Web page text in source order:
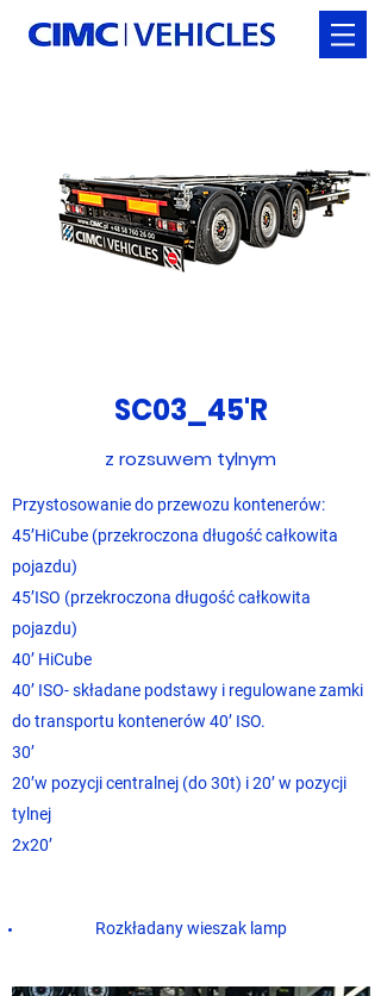
SC03_45'R
z rozsuwem tylnym
Przystosowanie do przewozu kontenerów:
45’HiCube (przekroczona długość całkowita
pojazdu)
45’ISO (przekroczona długość całkowita
pojazdu)
40’ HiCube
40’ ISO- składane podstawy i regulowane zamki
do transportu kontenerów 40’ ISO.
30’
20’w pozycji centralnej (do 30t) i 20’ w pozycji
tylnej
2x20’
Rozkładany wieszak lamp